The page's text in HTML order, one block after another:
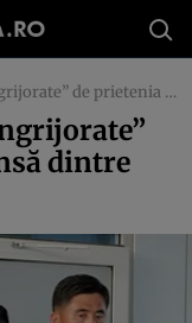
strânsă dintre Rusia și Coreea de N
dintre